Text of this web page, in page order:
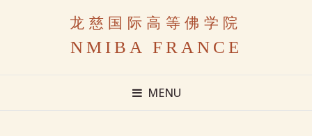
龙慈国际高等佛学院
NMIBA FRANCE
MENU